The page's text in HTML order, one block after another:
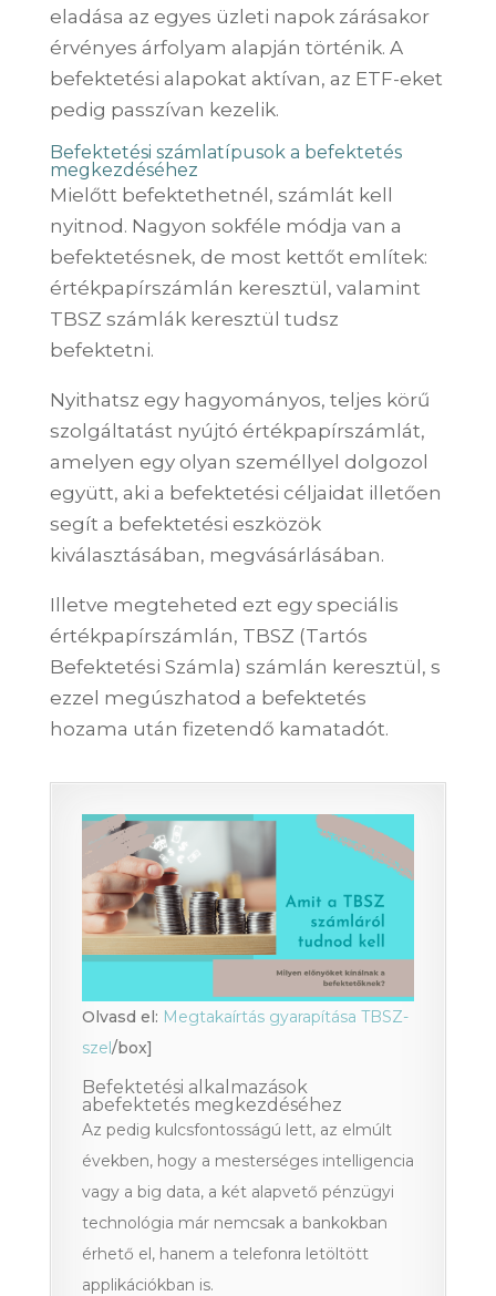
eladása az egyes üzleti napok zárásakor
érvényes árfolyam alapján történik. A
befektetési alapokat aktívan, az ETF-eket
pedig passzívan kezelik.
Befektetési számlatípusok a befektetés
megkezdéséhez
Mielőtt befektethetnél, számlát kell
nyitnod. Nagyon sokféle módja van a
befektetésnek, de most kettőt említek:
értékpapírszámlán keresztül, valamint
TBSZ számlák keresztül tudsz
befektetni.
Nyithatsz egy hagyományos, teljes körű
szolgáltatást nyújtó értékpapírszámlát,
amelyen egy olyan személlyel dolgozol
együtt, aki a befektetési céljaidat illetően
segít a befektetési eszközök
kiválasztásában, megvásárlásában.
Illetve megteheted ezt egy speciális
értékpapírszámlán, TBSZ (Tartós
Befektetési Számla) számlán keresztül, s
ezzel megúszhatod a befektetés
hozama után fizetendő kamatadót.
Olvasd el: Megtakaírtás gyarapítása TBSZ-
szel/box]
Befektetési alkalmazások
abefektetés megkezdéséhez
Az pedig kulcsfontosságú lett, az elmúlt
években, hogy a mesterséges intelligencia
vagy a big data, a két alapvető pénzügyi
technológia már nemcsak a bankokban
érhető el, hanem a telefonra letöltött
applikációkban is.